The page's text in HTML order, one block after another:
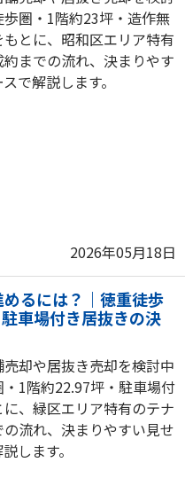
圏・1階約23坪・造作無
とに、昭和区エリア特有
までの流れ、決まりやす
で解説します。
2026年05月18日
るには？｜徳重徒歩
車場付き居抜きの決
却や居抜き売却を検討中
1階約22.97坪・駐車場付
、緑区エリア特有のテナ
流れ、決まりやすい見せ
します。